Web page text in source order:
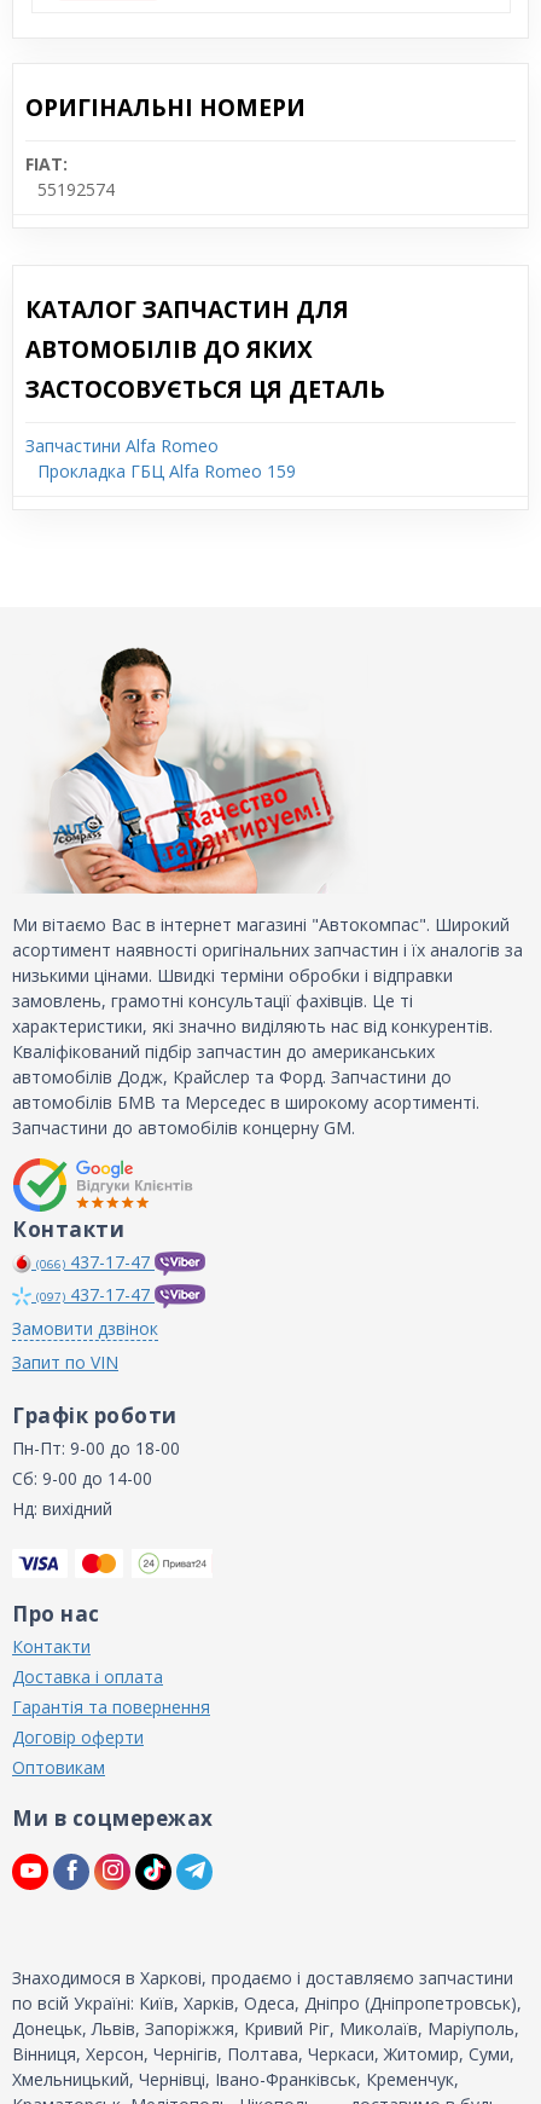
ОРИГІНАЛЬНІ НОМЕРИ
FIAT:
55192574
КАТАЛОГ ЗАПЧАСТИН ДЛЯ
АВТОМОБІЛІВ ДО ЯКИХ
ЗАСТОСОВУЄТЬСЯ ЦЯ ДЕТАЛЬ
Запчастини Alfa Romeo
Прокладка ГБЦ Alfa Romeo 159
Ми вітаємо Вас в інтернет магазині "Автокомпас". Широкий
асортимент наявності оригінальних запчастин і їх аналогів за
низькими цінами. Швидкі терміни обробки і відправки
замовлень, грамотні консультації фахівців. Це ті
характеристики, які значно виділяють нас від конкурентів.
Кваліфікований підбір запчастин до американських
автомобілів Додж, Крайслер та Форд. Запчастини до
автомобілів БМВ та Мерседес в широкому асортименті.
Запчастини до автомобілів концерну GM.
Контакти
(066) 437-17-47
(097) 437-17-47
Замовити дзвінок
Запит по VIN
Графік роботи
Пн-Пт: 9-00 до 18-00
Сб: 9-00 до 14-00
Нд: вихідний
Про нас
Контакти
Доставка і оплата
Гарантія та повернення
Договір оферти
Оптовикам
Ми в соцмережах
Знаходимося в Харкові, продаємо і доставляємо запчастини
по всій Україні: Київ, Харків, Одеса, Дніпро (Дніпропетровськ),
Донецьк, Львів, Запоріжжя, Кривий Ріг, Миколаїв, Маріуполь,
Вінниця, Херсон, Чернігів, Полтава, Черкаси, Житомир, Суми,
Хмельницький, Чернівці, Івано-Франківськ, Кременчук,